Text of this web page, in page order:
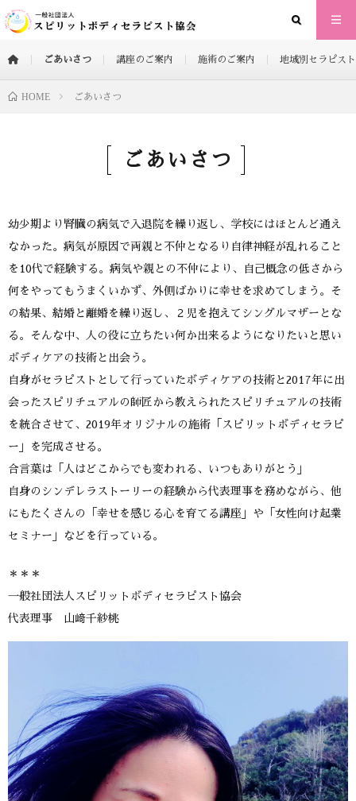
ごあいさつ 講座のご案内 施術のご案内 地域別セラピス
HOME ごあいさつ
ごあいさつ
幼少期より腎臓の病気で入退院を繰り返し、学校にはほとんど通え
なかった。病気が原因で両親と不仲となるり自律神経が乱れること
を10代で経験する。病気や親との不仲により、自己概念の低さから
何をやってもうまくいかず、外側ばかりに幸せを求めてしまう。そ
の結果、結婚と離婚を繰り返し、２児を抱えてシングルマザーとな
る。そんな中、人の役に立ちたい何か出来るようになりたいと思い
ボディケアの技術と出会う。
自身がセラピストとして行っていたボディケアの技術と2017年に出
会ったスピリチュアルの師匠から教えられたスピリチュアルの技術
を統合させて、2019年オリジナルの施術「スピリットボディセラピ
ー」を完成させる。
合言葉は「人はどこからでも変われる、いつもありがとう」
自身のシンデレラストーリーの経験から代表理事を務めながら、他
にもたくさんの「幸せを感じる心を育てる講座」や「女性向け起業
セミナー」などを行っている。
＊＊＊
一般社団法人スピリットボディセラピスト協会
代表理事 山﨑千紗桃​